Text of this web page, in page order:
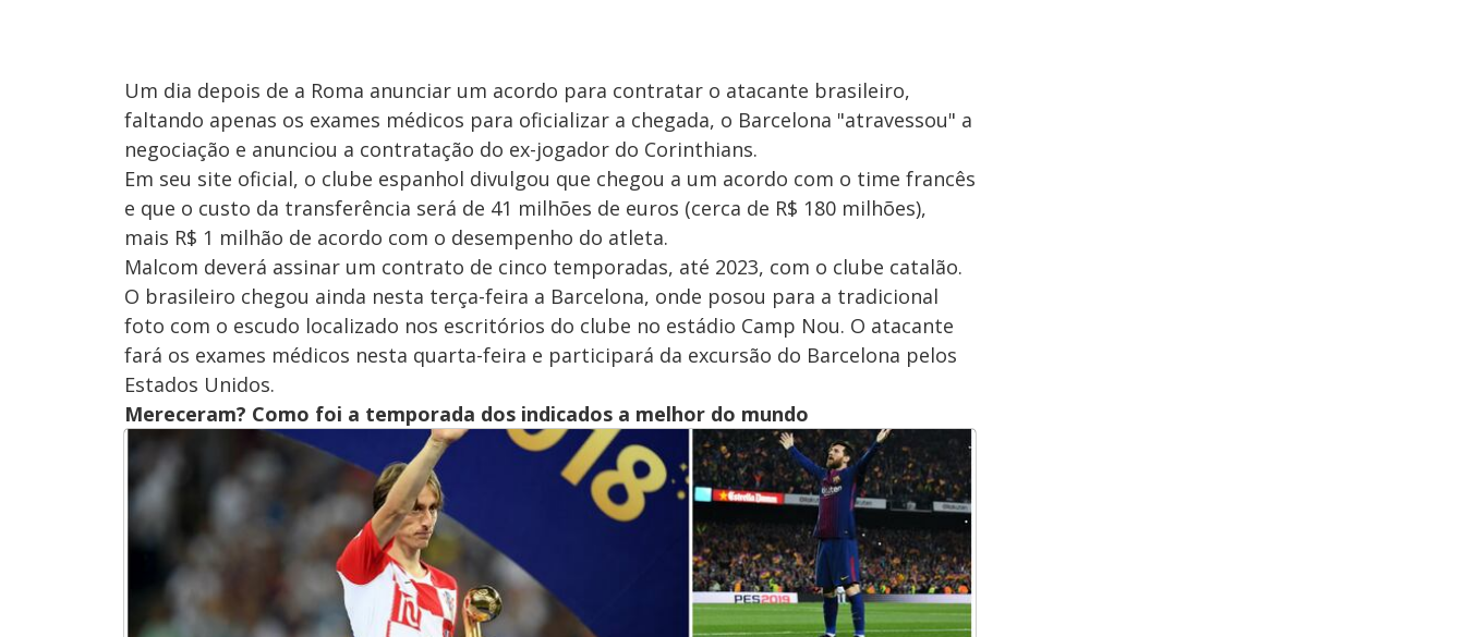
Um dia depois de a Roma anunciar um acordo para contratar o atacante brasileiro,
faltando apenas os exames médicos para oficializar a chegada, o Barcelona "atravessou" a
negociação e anunciou a contratação do ex-jogador do Corinthians.
Em seu site oficial, o clube espanhol divulgou que chegou a um acordo com o time francês
e que o custo da transferência será de 41 milhões de euros (cerca de R$ 180 milhões),
mais R$ 1 milhão de acordo com o desempenho do atleta.
Malcom deverá assinar um contrato de cinco temporadas, até 2023, com o clube catalão.
O brasileiro chegou ainda nesta terça-feira a Barcelona, onde posou para a tradicional
foto com o escudo localizado nos escritórios do clube no estádio Camp Nou. O atacante
fará os exames médicos nesta quarta-feira e participará da excursão do Barcelona pelos
Estados Unidos.
Mereceram? Como foi a temporada dos indicados a melhor do mundo